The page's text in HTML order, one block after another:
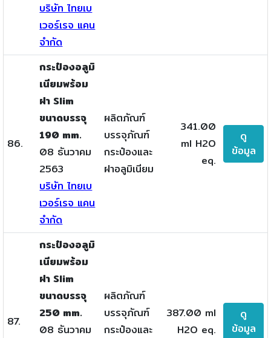
บริษัท ไทยเบ
เวอร์เรจ แคน
จำกัด
86.
กระป๋องอลูมิ
เนียมพร้อม
ฝา Slim
ขนาดบรรจุ
190 mm.
08 ธันวาคม
2563
บริษัท ไทยเบ
เวอร์เรจ แคน
จำกัด
ผลิตภัณฑ์
บรรจุภัณฑ์
กระป๋องและ
ฝาอลูมิเนียม
341.00
ml H2O
eq.
ดู
ข้อมูล
87.
กระป๋องอลูมิ
เนียมพร้อม
ฝา Slim
ขนาดบรรจุ
250 mm.
08 ธันวาคม
ผลิตภัณฑ์
บรรจุภัณฑ์
กระป๋องและ
387.00 ml
H2O eq.
ดู
ข้อมูล